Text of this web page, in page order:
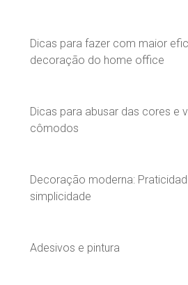
Dicas para fazer com maior
decoração do home office
Dicas para abusar das cores e
cômodos
Decoração moderna:
simplicidade
Adesivos e pintura